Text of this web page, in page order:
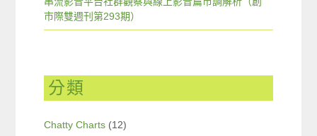
市際雙週刊第293期）
分類
Chatty Charts (12)